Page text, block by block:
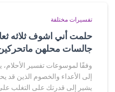
تفسيرات مختلفة
حلمت أني اشوف ثلاثه
جالسات محلهن
وفقًا لموسوعات تفسير الأحلام،
إلى الأعداء والخصوم الذين قد
يشير إلى قدرتك على التغلب على